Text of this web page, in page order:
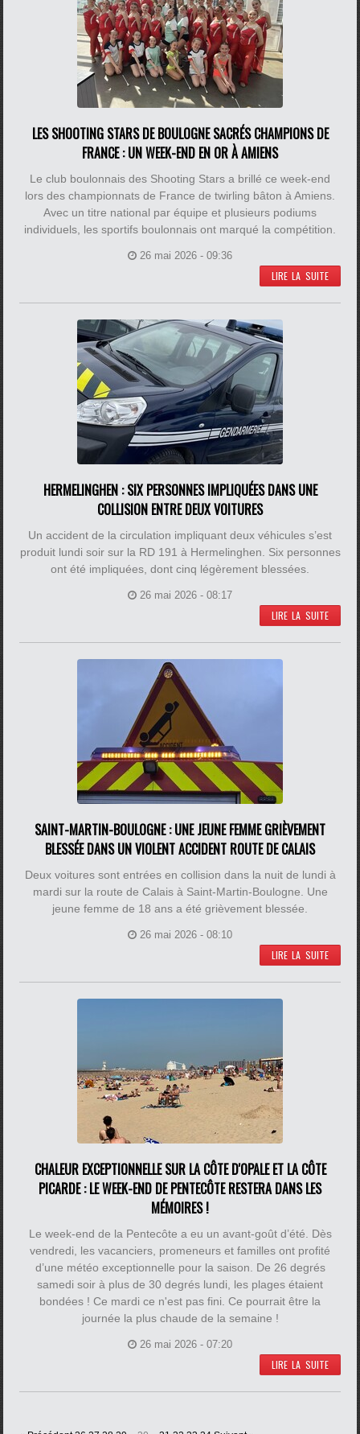
LES SHOOTING STARS DE BOULOGNE SACRÉS CHAMPIONS DE
FRANCE : UN WEEK-END EN OR À AMIENS
Le club boulonnais des Shooting Stars a brillé ce week-end
lors des championnats de France de twirling bâton à Amiens.
Avec un titre national par équipe et plusieurs podiums
individuels, les sportifs boulonnais ont marqué la compétition.
26 mai 2026 - 09:36
LIRE LA SUITE
HERMELINGHEN : SIX PERSONNES IMPLIQUÉES DANS UNE
COLLISION ENTRE DEUX VOITURES
Un accident de la circulation impliquant deux véhicules s’est
produit lundi soir sur la RD 191 à Hermelinghen. Six personnes
ont été impliquées, dont cinq légèrement blessées.
26 mai 2026 - 08:17
LIRE LA SUITE
SAINT-MARTIN-BOULOGNE : UNE JEUNE FEMME GRIÈVEMENT
BLESSÉE DANS UN VIOLENT ACCIDENT ROUTE DE CALAIS
Deux voitures sont entrées en collision dans la nuit de lundi à
mardi sur la route de Calais à Saint-Martin-Boulogne. Une
jeune femme de 18 ans a été grièvement blessée.
26 mai 2026 - 08:10
LIRE LA SUITE
CHALEUR EXCEPTIONNELLE SUR LA CÔTE D'OPALE ET LA CÔTE
PICARDE : LE WEEK-END DE PENTECÔTE RESTERA DANS LES
MÉMOIRES !
Le week-end de la Pentecôte a eu un avant-goût d’été. Dès
vendredi, les vacanciers, promeneurs et familles ont profité
d’une météo exceptionnelle pour la saison. De 26 degrés
samedi soir à plus de 30 degrés lundi, les plages étaient
bondées ! Ce mardi ce n'est pas fini. Ce pourrait être la
journée la plus chaude de la semaine !
26 mai 2026 - 07:20
LIRE LA SUITE